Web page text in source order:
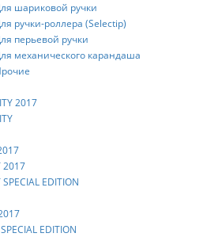
шариковой ручки
ручки-роллера (Selectip)
перьевой ручки
механического карандаша
2017
2017
EDITION
EDITION